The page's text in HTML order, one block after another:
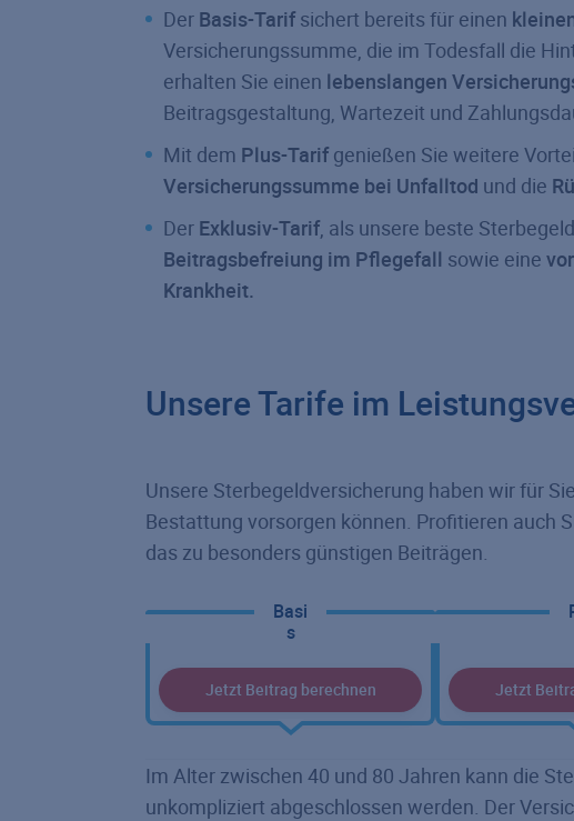
Der Basis-Tarif sichert bereits für einen
Versicherungssumme, die im Todesfall die
erhalten Sie einen lebenslangen
Beitragsgestaltung, Wartezeit und
Mit dem Plus-Tarif genießen Sie weitere
Versicherungs­summe bei Unfalltod und die
Der Exklusiv-Tarif, als unsere beste
Beitragsbefreiung im Pflegefall sowie eine
Krankheit.
Unsere Tarife im
Unsere Sterbegeldversicherung haben wir für
Bestattung vorsorgen können. Profitieren auch
das zu besonders günstigen Beiträgen.
Leistungsbeschreibung
Basi
s
Jetzt Beitrag berechnen Jetzt
Im Alter zwischen 40 und 80 Jahren kann die
unkompliziert abgeschlossen werden. Der